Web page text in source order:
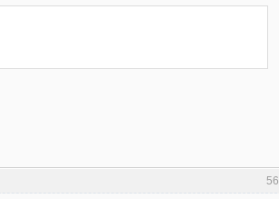
56